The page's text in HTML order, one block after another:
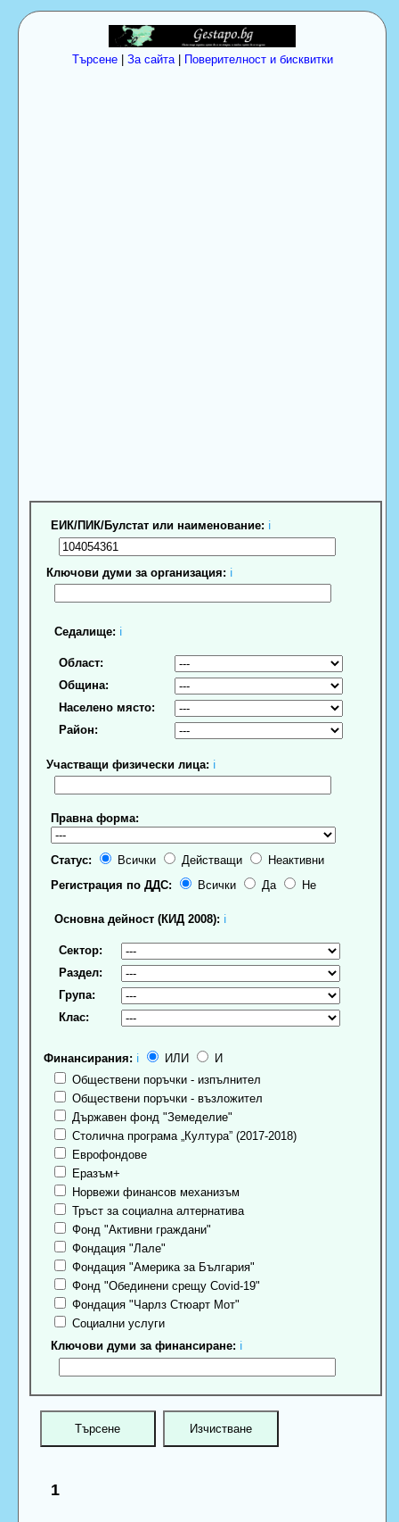
Търсене| За сайта| Поверителност и бисквитки
ЕИК/ПИК/Булстат или наименование: ℹ
Ключови думи за организация: ℹ
Седалище: ℹ
Област:
Община:
Населено място:
Район:
Участващи физически лица: ℹ
Правна форма:
Статус: Всички Действащи
Неактивни
Регистрация по ДДС:
Всички Да Не
Основна дейност (КИД 2008): ℹ
Сектор:
Раздел:
Група:
Клас:
Финансирания: ℹ ИЛИ
И
Обществени поръчки - изпълнител
Обществени поръчки - възложител
Държавен фонд "Земеделие"
Столична програма „Култура” (2017-2018)
Еврофондове
Еразъм+
Норвежи финансов механизъм
Тръст за социална алтернатива
Фонд "Активни граждани"
Фондация "Лале"
Фондация "Америка за България"
Фонд "Обединени срещу Covid-19"
Фондация "Чарлз Стюарт Мот"
Социални услуги
Ключови думи за финансиране: ℹ
1